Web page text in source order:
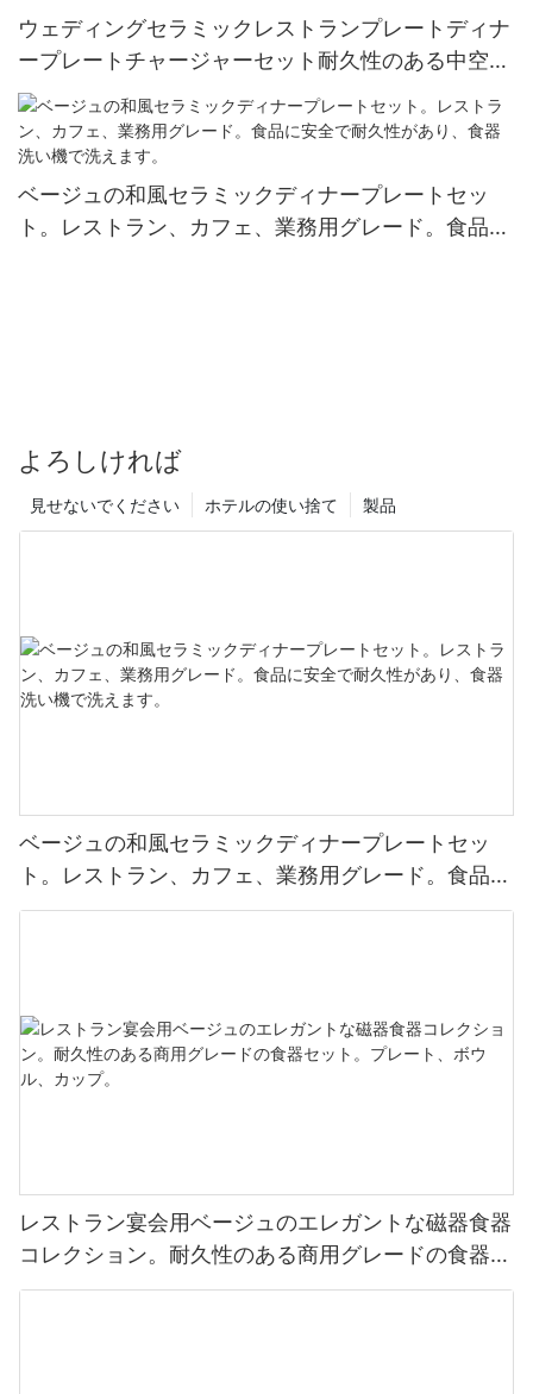
ウェディングセラミックレストランプレートディナ
ープレートチャージャーセット耐久性のある中空卸
売テーブルウェアパーティーイベントの装飾用
ベージュの和風セラミックディナープレートセッ
ト。レストラン、カフェ、業務用グレード。食品に
よろしければ
製品
ホテルの使い捨て
見せないでください
ベージュの和風セラミックディナープレートセッ
ト。レストラン、カフェ、業務用グレード。食品に
安全で耐久性があり、食器洗い機で洗えます。
レストラン宴会用ベージュのエレガントな磁器食器
コレクション。耐久性のある商用グレードの食器セ
ット。プレート、ボウル、カップ。